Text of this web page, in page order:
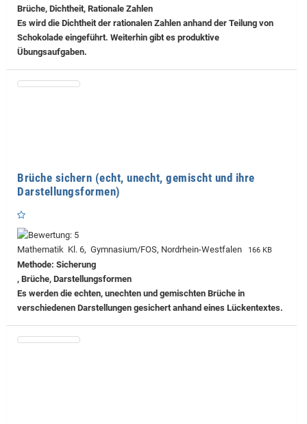
Brüche, Dichtheit, Rationale Zahlen
Es wird die Dichtheit der rationalen Zahlen anhand der Teilung von
Schokolade eingeführt. Weiterhin gibt es produktive
Übungsaufgaben.
Brüche sichern (echt, unecht, gemischt und ihre
Darstellungsformen)
Mathematik Kl. 6, Gymnasium/FOS, Nordrhein-Westfalen 166 KB
Methode: Sicherung
, Brüche, Darstellungsformen
Es werden die echten, unechten und gemischten Brüche in
verschiedenen Darstellungen gesichert anhand eines Lückentextes.